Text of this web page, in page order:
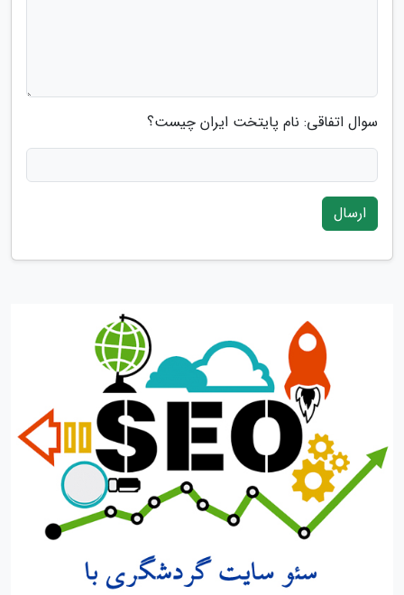
سوال اتفاقی: نام پایتخت ایران چیست؟
ارسال